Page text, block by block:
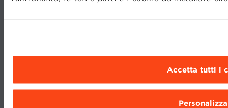
Accetta tutti i
Personalizza
WEBMAIL
PRESS